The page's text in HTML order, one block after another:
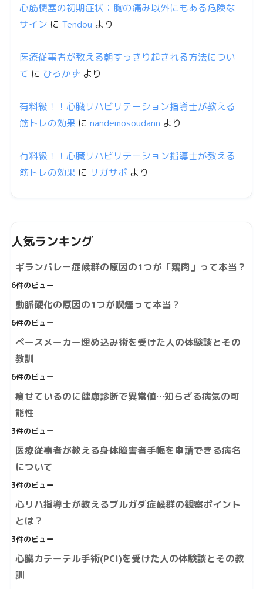
心筋梗塞の初期症状：胸の痛み以外にもある危険な
サイン に Tendou より
医療従事者が教える朝すっきり起きれる方法につい
て に ひろかず より
有料級！！心臓リハビリテーション指導士が教える
筋トレの効果 に nandemosoudann より
有料級！！心臓リハビリテーション指導士が教える
筋トレの効果 に リガサポ より
人気ランキング
ギランバレー症候群の原因の1つが「鶏肉」って本当？
6件のビュー
動脈硬化の原因の1つが喫煙って本当？
6件のビュー
ペースメーカー埋め込み術を受けた人の体験談とその
教訓
6件のビュー
痩せているのに健康診断で異常値…知らざる病気の可
能性
3件のビュー
医療従事者が教える身体障害者手帳を申請できる病名
について
3件のビュー
心リハ指導士が教えるブルガダ症候群の観察ポイント
とは？
3件のビュー
心臓カテーテル手術(PCI)を受けた人の体験談とその教
訓